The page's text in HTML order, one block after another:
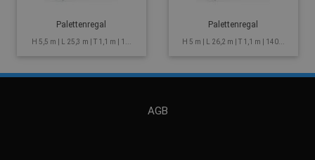
Palettenregal
H 5,5 m | L 25,3 m | T 1,1 m | 1...
Palettenregal
H 5 m | L 26,2 m | T 1,1 m | 140...
AGB